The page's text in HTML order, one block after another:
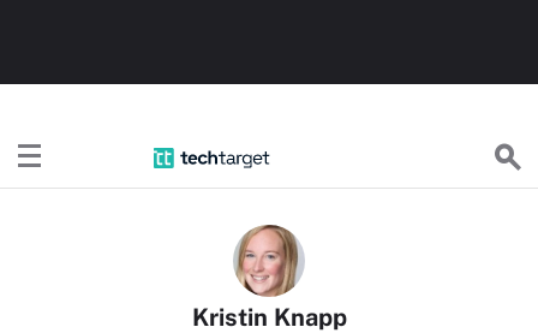
Kristin Knapp